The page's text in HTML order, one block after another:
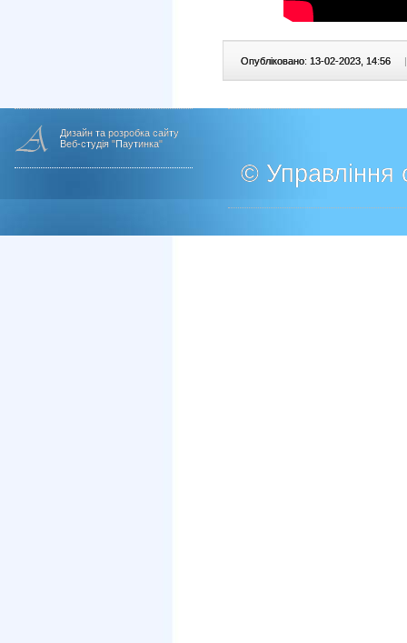
Опубліковано: 13-02-2023, 14:56 |
Дизайн та розробка сайту
Веб-студія "Паутинка"
© Управління